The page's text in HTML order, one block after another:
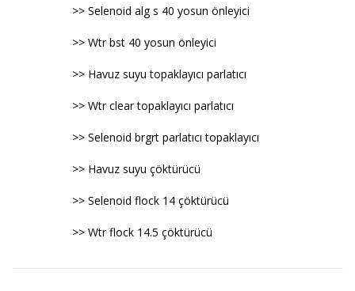
>> Selenoid alg s 40 yosun önleyici
>> Wtr bst 40 yosun önleyici
>> Havuz suyu topaklayıcı parlatıcı
>> Wtr clear topaklayıcı parlatıcı
>> Selenoid brgrt parlatıcı topaklayıcı
>> Havuz suyu çöktürücü
>> Selenoid flock 14 çöktürücü
>> Wtr flock 14.5 çöktürücü